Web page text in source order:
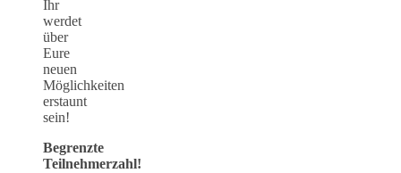
Ihr
werdet
über
Eure
neuen
Möglichkeiten
erstaunt
sein!
Begrenzte
Teilnehmerzahl!